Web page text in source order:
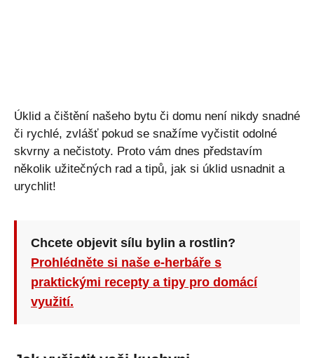
Úklid a čištění našeho bytu či domu není nikdy snadné
či rychlé, zvlášť pokud se snažíme vyčistit odolné
skvrny a nečistoty. Proto vám dnes představím
několik užitečných rad a tipů, jak si úklid usnadnit a
urychlit!
Chcete objevit sílu bylin a rostlin?
Prohlédněte si naše e-herbáře s
praktickými recepty a tipy pro domácí
využití.